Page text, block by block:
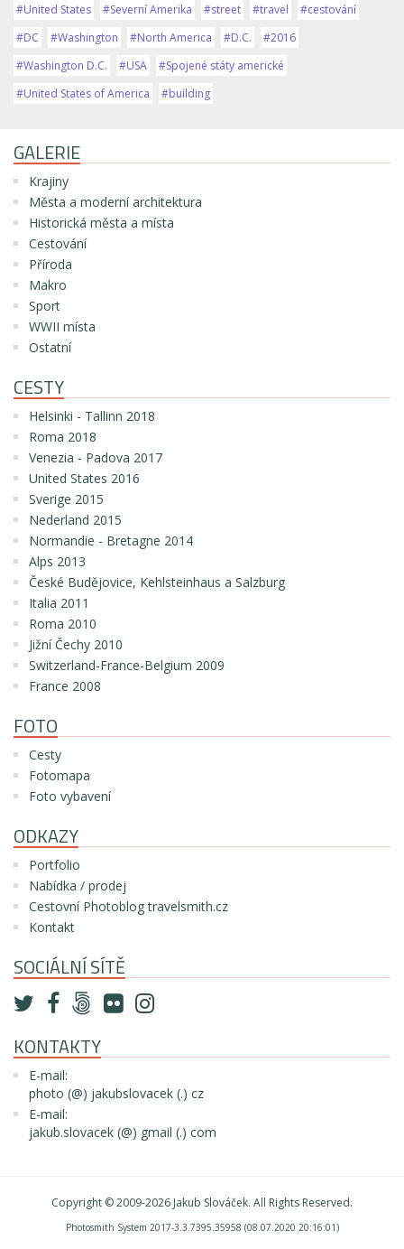
#United States #Severní Amerika #street #travel
#cestování
#DC
#Washington #North America #D.C.
#2016
#Washington D.C.
#USA
#Spojené státy americké
#United States of America
#building
GALERIE
Krajiny
Města a moderní architektura
Historická města a místa
Cestování
Příroda
Makro
Sport
WWII místa
Ostatní
CESTY
Helsinki - Tallinn 2018
Roma 2018
Venezia - Padova 2017
United States 2016
Sverige 2015
Nederland 2015
Normandie - Bretagne 2014
Alps 2013
České Budějovice, Kehlsteinhaus a Salzburg
Italia 2011
Roma 2010
Jižní Čechy 2010
Switzerland-France-Belgium 2009
France 2008
FOTO
Cesty
Fotomapa
Foto vybavení
ODKAZY
Portfolio
Nabídka / prodej
Cestovní Photoblog travelsmith.cz
Kontakt
SOCIÁLNÍ SÍTĚ
KONTAKTY
E-mail:
photo (@) jakubslovacek (.) cz
E-mail:
jakub.slovacek (@) gmail (.) com
Copyright © 2009-2026 Jakub Slováček. All Rights Reserved.
Photosmith System 2017-3.3.7395.35958 (08.07.2020 20:16:01)